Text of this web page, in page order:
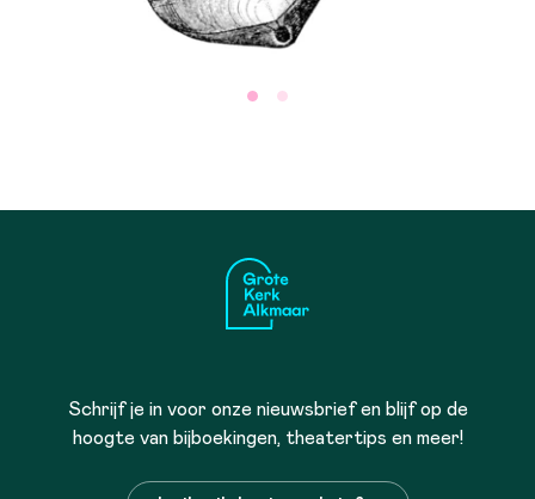
Schrijf je in voor onze nieuwsbrief en blijf op de
hoogte van bijboekingen, theatertips en meer!